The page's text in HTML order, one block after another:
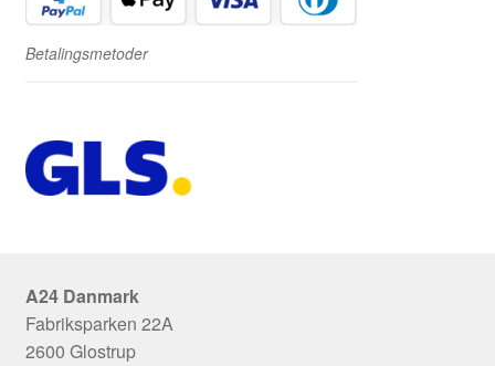
Betalingsmetoder
A24 Danmark
Fabriksparken 22A
2600 Glostrup